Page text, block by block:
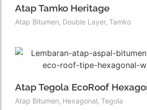
Atap Tamko Heritage
Atap Bitumen, Double Layer, Tamko
Atap Tegola EcoRoof
Atap Bitumen, Hexagonal, Tegola